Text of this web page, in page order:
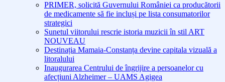
PRIMER, solicită Guvernului României ca producătorii
de medicamente să fie incluși pe lista consumatorilor
strategici
Sunetul viitorului rescrie istoria muzicii în stil ART
NOUVEAU
Destinația Mamaia-Constanța devine capitala vizuală a
litoralului
Inaugurarea Centrului de îngrijire a persoanelor cu
afecțiuni Alzheimer – UAMS Agigea